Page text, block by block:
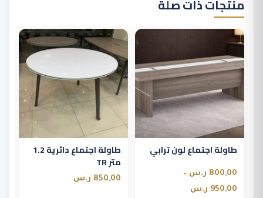
منتجات ذات صلة
طاولة اجتماع لون ترابي
800,00 ر.س –
950,00 ر.س
هناك
من
الأشكال
المختلفة
المنتج.
يمكن
اختيار
الخيارات
طاولة اجتماع دائرية 1.2
متر TR
850,00 ر.س